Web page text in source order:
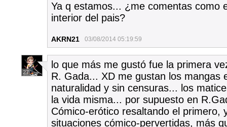
Ya q estamos... ¿me comentas como
interior del pais?
AKRN21 03/08/2014 05:19:59
27
lo que más me gustó fue la primera
R. Gada... XD me gustan los mangas
naturalidad y sin censuras... los
la vida misma... por supuesto en
Cómico-erótico resaltando el primero,
situaciones cómico-pervertidas, más